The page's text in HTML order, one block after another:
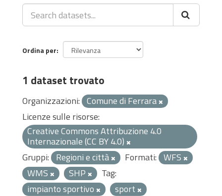
Ordina per
1 dataset trovato
Organizzazioni: Comune di Ferrara
Licenze sulle risorse:
Creative Commons Attribuzione 4.0
Internazionale (CC BY 4.0)
Gruppi: Regioni e città Formati: WFS
WMS
SHP
Tag:
impianto sportivo
sport